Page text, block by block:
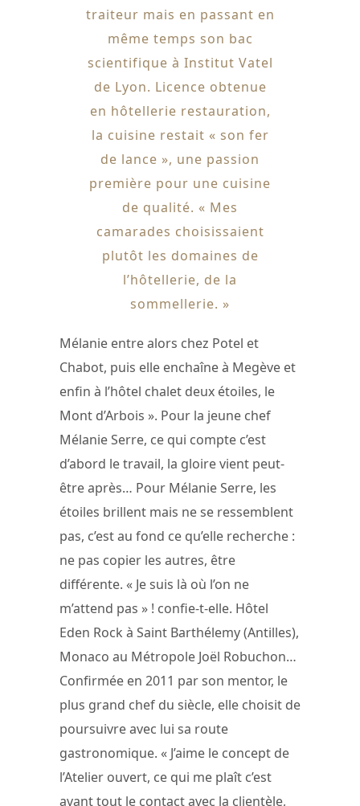
traiteur mais en passant en
même temps son bac
scientifique à Institut Vatel
de Lyon. Licence obtenue
en hôtellerie restauration,
la cuisine restait « son fer
de lance », une passion
première pour une cuisine
de qualité. « Mes
camarades choisissaient
plutôt les domaines de
l’hôtellerie, de la
sommellerie. »
Mélanie entre alors chez Potel et
Chabot, puis elle enchaîne à Megève et
enfin à l’hôtel chalet deux étoiles, le
Mont d’Arbois ». Pour la jeune chef
Mélanie Serre, ce qui compte c’est
d’abord le travail, la gloire vient peut-
être après… Pour Mélanie Serre, les
étoiles brillent mais ne se ressemblent
pas, c’est au fond ce qu’elle recherche :
ne pas copier les autres, être
différente. « Je suis là où l’on ne
m’attend pas » ! confie-t-elle. Hôtel
Eden Rock à Saint Barthélemy (Antilles),
Monaco au Métropole Joël Robuchon…
Confirmée en 2011 par son mentor, le
plus grand chef du siècle, elle choisit de
poursuivre avec lui sa route
gastronomique. « J’aime le concept de
l’Atelier ouvert, ce qui me plaît c’est
avant tout le contact avec la clientèle,